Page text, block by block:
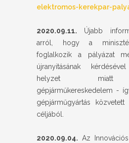
elektromos-kerekpar-
2020.09.11. Újabb
arról, hogy a
foglalkozik a pályázat
újranyitásának
helyzet miatt
gépjárműkereskedelem -
gépjárműgyártás közvetett
céljából.
2020.09.04. Az